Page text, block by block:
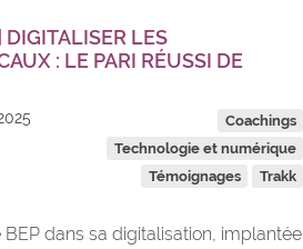
DIGITALISER LES
: LE PARI RÉUSSI DE
Coachings
Technologie et numérique
Témoignages
Trakk
dans sa digitalisation, implantée